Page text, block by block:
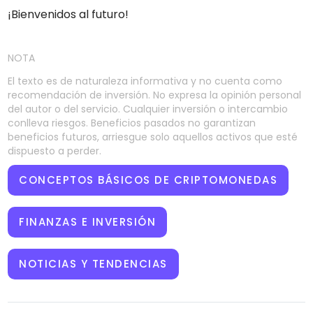
¡Bienvenidos al futuro!
NOTA
El texto es de naturaleza informativa y no cuenta como
recomendación de inversión. No expresa la opinión personal
del autor o del servicio. Cualquier inversión o intercambio
conlleva riesgos. Beneficios pasados no garantizan
beneficios futuros, arriesgue solo aquellos activos que esté
dispuesto a perder.
CONCEPTOS BÁSICOS DE CRIPTOMONEDAS
FINANZAS E INVERSIÓN
NOTICIAS Y TENDENCIAS